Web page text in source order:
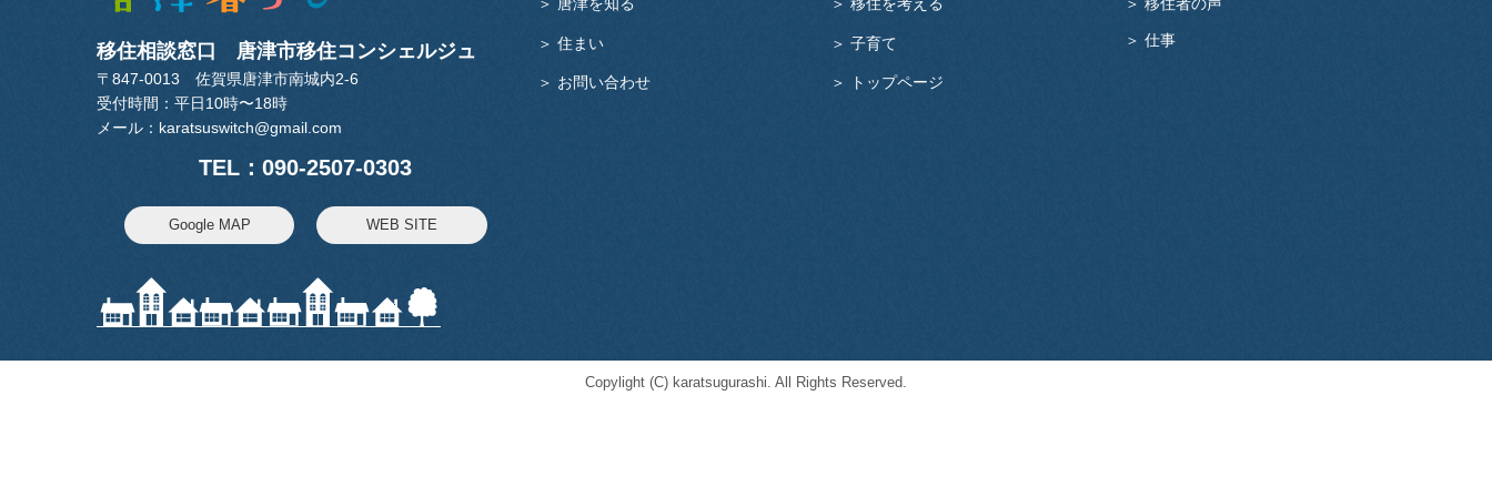
移住相談窓口 唐津市移住コンシェルジュ
〒847-0013 佐賀県唐津市南城内2-6
受付時間：平日10時〜18時
メール： karatsuswitch@gmail.com
TEL：090-2507-0303
Google MAP WEB SITE
＞ 唐津を知る ＞ 移住を考える ＞ 移住者の声
＞ 住まい ＞ 子育て ＞ 仕事
＞ お問い合わせ ＞ トップページ
Copylight (C) karatsugurashi. All Rights Reserved.